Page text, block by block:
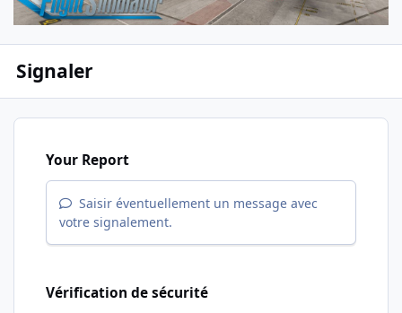
Signaler
Your Report
Saisir éventuellement un message avec
votre signalement.
Vérification de sécurité